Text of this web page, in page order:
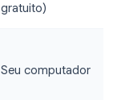
gratuito)
Seu computador